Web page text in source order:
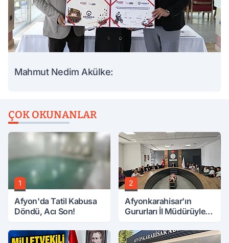
Mahmut Nedim Akülke:
ÇOK OKUNANLAR
1
Afyon'da Tatil Kabusa
Döndü, Acı Son!
2
Afyonkarahisar'ın
Gururları İl Müdürüyle